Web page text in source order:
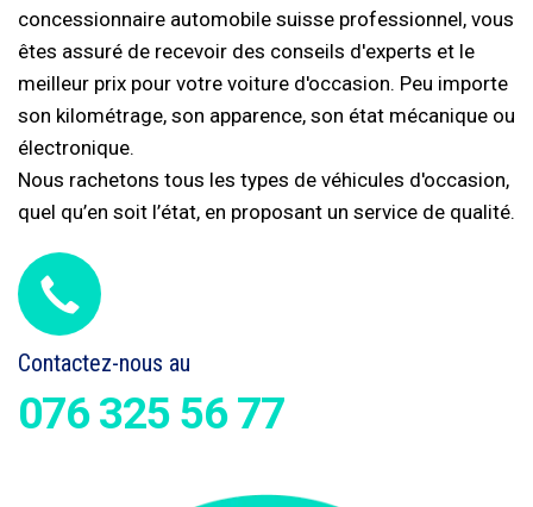
concessionnaire automobile suisse professionnel, vous
êtes assuré de recevoir des conseils d'experts et le
meilleur prix pour votre voiture d'occasion. Peu importe
son kilométrage, son apparence, son état mécanique ou
électronique.
Nous rachetons tous les types de véhicules d'occasion,
quel qu’en soit l’état, en proposant un service de qualité.
Contactez-nous au
076 325 56 77